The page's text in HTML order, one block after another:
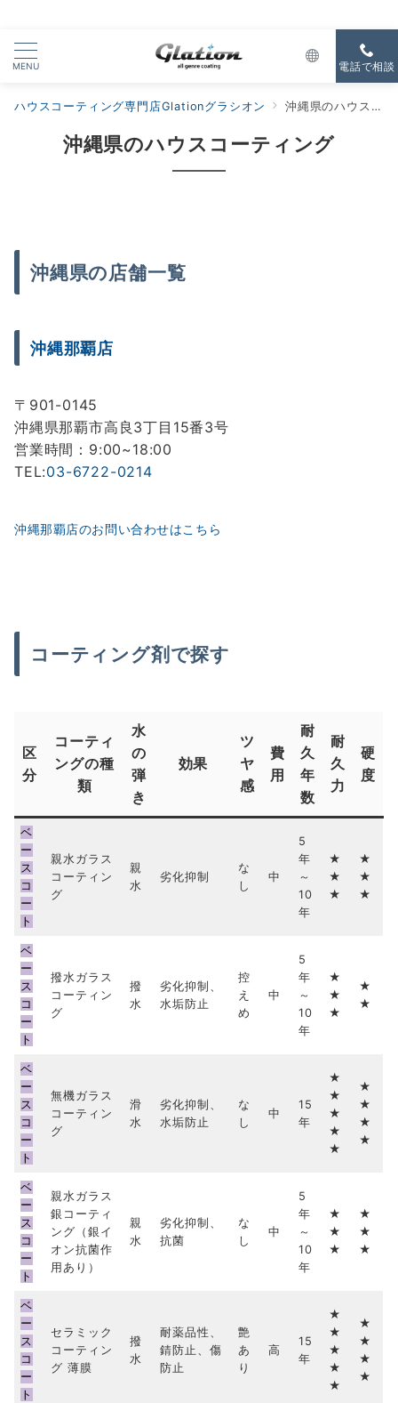
MENU 電話で相談
ハウスコーティング専門店Glationグラシオン 沖縄県のハウスコーティング
沖縄県のハウスコーティング
沖縄県の店舗一覧
沖縄那覇店
〒901-0145
沖縄県那覇市高良3丁目15番3号
営業時間：9:00~18:00
TEL:03-6722-0214
沖縄那覇店のお問い合わせはこちら
コーティング剤で探す
区
分
コーティ
ングの種
類
水
の
弾
き
効果
ツ
ヤ
感
費
用
耐
久
年
数
耐
久
力
硬
度
ベ
ー
ス
コ
ー
ト
親水ガラス
コーティン
グ
親
水
劣化抑制
な
し
中
5
年
～
10
年
★
★
★
★
★
★
ベ
ー
ス
コ
ー
ト
撥水ガラス
コーティン
グ
撥
水
劣化抑制、
水垢防止
控
え
め
中
5
年
～
10
年
★
★
★
★
★
ベ
ー
ス
コ
ー
ト
無機ガラス
コーティン
グ
滑
水
劣化抑制、
水垢防止
な
し
中
15
年
★
★
★
★
★
★
★
★
★
ベ
ー
ス
コ
ー
ト
親水ガラス
銀コーティ
ング（銀イ
オン抗菌作
用あり）
親
水
劣化抑制、
抗菌
な
し
中
5
年
～
10
年
★
★
★
★
★
★
ベ
ー
ス
コ
ー
ト
セラミック
コーティン
グ 薄膜
撥
水
耐薬品性、
錆防止、傷
防止
艶
あ
り
高
15
年
★
★
★
★
★
★
★
★
★